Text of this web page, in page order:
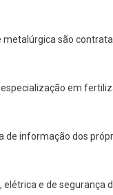
são
em
informação dos
e de segurança